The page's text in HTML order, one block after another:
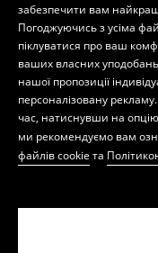
забезпечити вам
Погоджуючись з усіма
піклуватися про ваш
ваших власних
нашої пропозиції
персоналізовану
час, натиснувши на
ми рекомендуємо вам
файлів cookie та
Інтернет-
Політика
Мій профіль
О Mohito
Магазини